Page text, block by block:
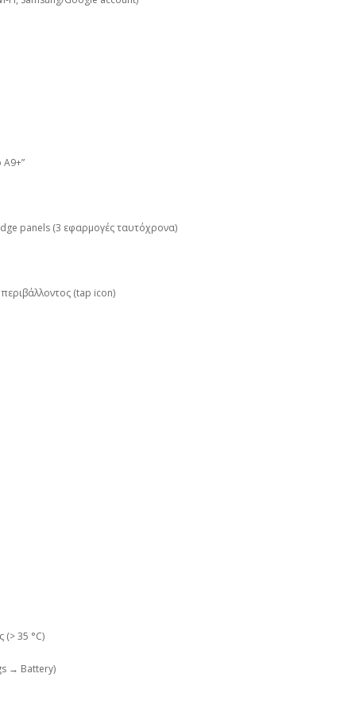
panels (3 εφαρμογές ταυτόχρονα)
(tap icon)
(> 35 °C)
→ Battery)